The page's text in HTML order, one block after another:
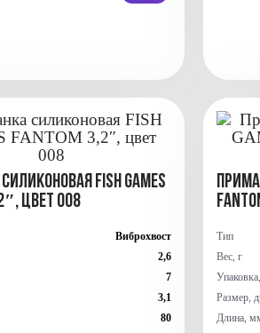
FISH GAMES
цвет 008
Виброхвост
2,6
7
3,1
80
Тип
Вес, г
Размер,
Длина,